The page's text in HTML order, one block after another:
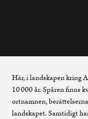
Här, i landskapen kring
10 000 år. Spåren finns
ortnamnen,
landskapet. Samtidigt